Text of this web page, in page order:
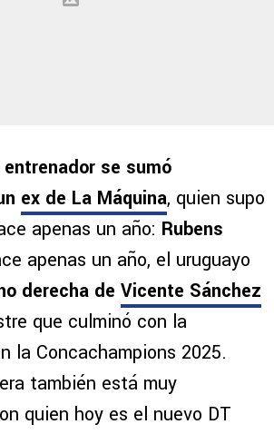
se sumó
ex de La Máquina, quien supo
apenas un año: Rubens
apenas un año, el uruguayo
derecha de Vicente Sánchez
que culminó con la
la Concachampions 2025.
también está muy
quien hoy es el nuevo DT